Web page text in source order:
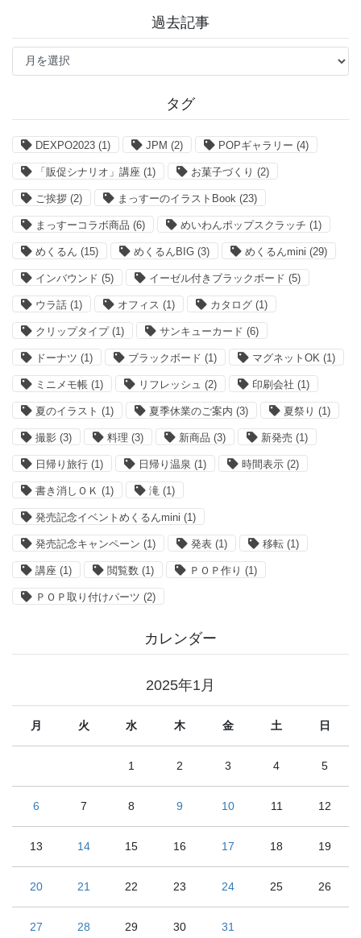
過去記事
過
記
タグ
DEXPO2023 (1) JPM (2) POPギャラリー (4)
「販促シナリオ」講座 (1) お菓子づくり (2)
ご挨拶 (2) まっすーのイラストBook (23)
まっすーコラボ商品 (6) めいわんポップスクラッチ (1)
めくるん (15) めくるんBIG (3) めくるんmini (29)
インバウンド (5) イーゼル付きブラックボード (5)
ウラ話 (1) オフィス (1) カタログ (1)
クリップタイプ(1) サンキューカード (6)
ドーナツ (1) ブラックボード (1) マグネットOK (1)
ミニメモ帳 (1) リフレッシュ (2) 印刷会社 (1)
夏のイラスト (1) 夏季休業のご案内 (3) 夏祭り (1)
撮影 (3) 料理 (3) 新商品 (3) 新発売 (1)
日帰り旅行 (1) 日帰り温泉 (1) 時間表示 (2)
書き消しＯＫ (1) 滝 (1)
発売記念イベントめくるんmini (1)
発売記念キャンペーン (1) 発表 (1) 移転 (1)
講座 (1) 閲覧数 (1) ＰＯＰ作り (1)
ＰＯＰ取り付けパーツ (2)
カレンダー
2025年1月
月 火 水 木 金 土 日
1 2 3 4 5
6 7 8 9 10 11 12
13 14 15 16 17 18 19
20 21 22 23 24 25 26
27 28 29 30 31